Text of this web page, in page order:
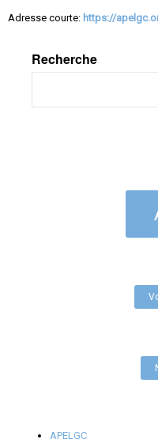
Adresse courte: https://
Recherche
APELGC